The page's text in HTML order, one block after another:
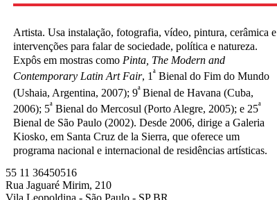
Artista. Usa instalação, fotografia, vídeo, pintura, cerâmica e
intervenções para falar de sociedade, política e natureza.
Expôs em mostras como Pinta, The Modern and
Contemporary Latin Art Fair, 1ª Bienal do Fim do Mundo
(Ushaia, Argentina, 2007); 9ª Bienal de Havana (Cuba,
2006); 5ª Bienal do Mercosul (Porto Alegre, 2005); e 25ª
Bienal de São Paulo (2002). Desde 2006, dirige a Galeria
Kiosko, em Santa Cruz de la Sierra, que oferece um
programa nacional e internacional de residências artísticas.
55 11 36450516
Rua Jaguaré Mirim, 210